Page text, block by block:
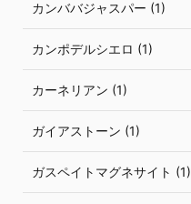
カンババジャスパー (1)
カンポデルシエロ (1)
カーネリアン (1)
ガイアストーン (1)
ガスペイトマグネサイト (1)